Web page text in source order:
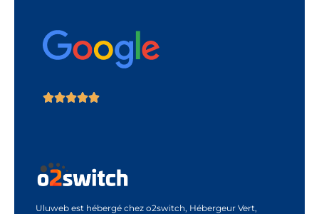
Uluweb est hébergé chez o2switch, Hébergeur Vert,